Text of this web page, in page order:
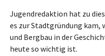
Jugendredaktion hat zu
es zur Stadtgründung kam,
und Bergbau in der
heute so wichtig ist.